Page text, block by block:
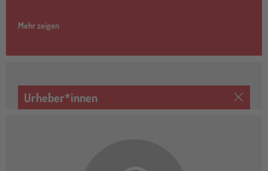
Mehr zeigen
Urheber*innen